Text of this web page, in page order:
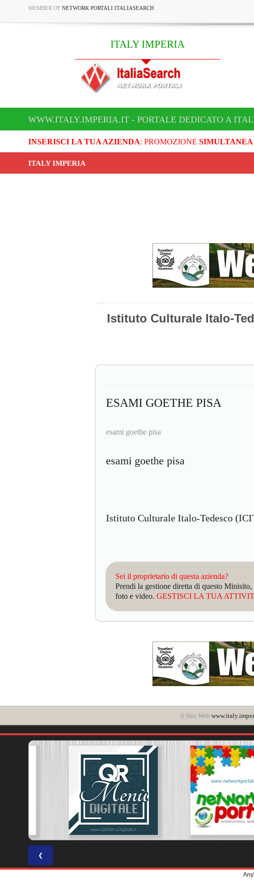
MEMBER OF NETWORK PORTALI ITALIASEARCH
ITALY IMPERIA
WWW.ITALY.IMPERIA.IT - PORTALE DEDICATO A
INSERISCI LA TUA AZIENDA: PROMOZIONE SIMULTANEA
ITALY IMPERIA
Istituto Culturale Italo-
ESAMI GOETHE PISA
esami goethe pisa
esami goethe pisa
Istituto Culturale Italo-Tedesco
Sei il proprietario di questa azienda?
Prendi la gestione diretta di questo
foto e video. GESTISCI LA TUA
il Sito Web
❮